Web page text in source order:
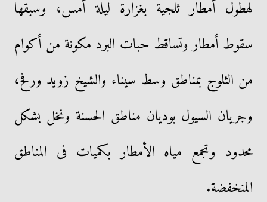
لهطول أمطار ثلجية بغزارة ليلة أمس، وسبقها
سقوط أمطار وتساقط حبات البرد مكونة من أكوام
من الثلوج بمناطق وسط سيناء والشيخ زويد ورفح،
وجريان السيول بوديان مناطق الحسنة ونخل بشكل
محدود وتجمع مياه الأمطار بكميات فى المناطق
المنخفضة.